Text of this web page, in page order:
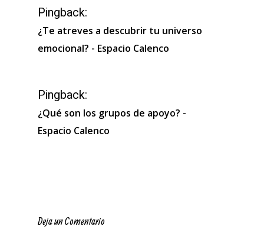
Pingback:
¿Te atreves a descubrir tu universo
emocional? - Espacio Calenco
Pingback:
¿Qué son los grupos de apoyo? -
Espacio Calenco
Deja un Comentario